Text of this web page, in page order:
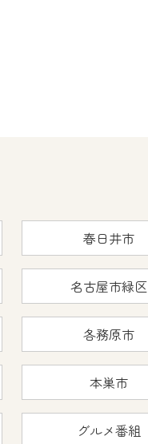
春日井市
名古屋市緑区
各務原市
本巣市
グルメ番組